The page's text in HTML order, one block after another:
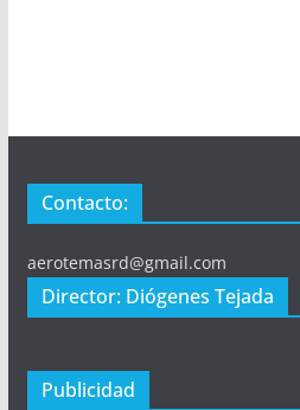
Contacto:
aerotemasrd@gmail.com
Director: Diógenes Tejada
Publicidad